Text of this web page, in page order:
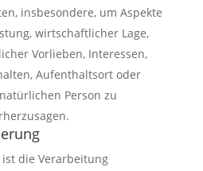
insbesondere, um Aspekte
wirtschaftlicher Lage,
Vorlieben, Interessen,
Aufenthaltsort oder
Person zu
die Verarbeitung